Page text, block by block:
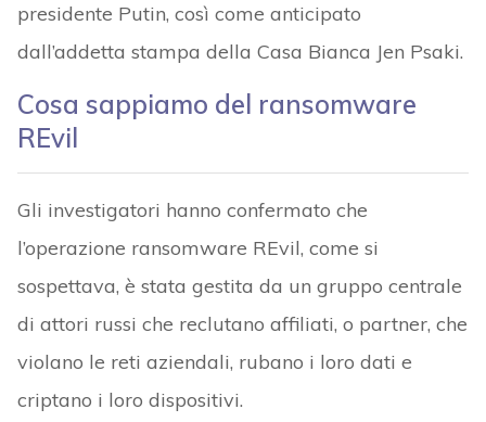
presidente Putin, così come anticipato
dall’addetta stampa della Casa Bianca Jen Psaki.
Cosa sappiamo del ransomware
REvil
Gli investigatori hanno confermato che
l’operazione ransomware REvil, come si
sospettava, è stata gestita da un gruppo centrale
di attori russi che reclutano affiliati, o partner, che
violano le reti aziendali, rubano i loro dati e
criptano i loro dispositivi.